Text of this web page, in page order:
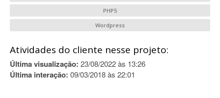
PHP5
Wordpress
Atividades do cliente nesse projeto:
Última visualização: 23/08/2022 às 13:26
Última interação: 09/03/2018 às 22:01